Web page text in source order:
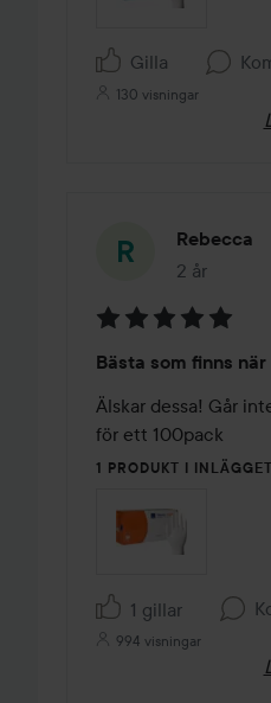
Gilla
130 visningar
Rebecca
2 år
Inlägget
5
av
5
Bästa som finns
Älskar dessa! Går
för ett 100pack
1 PRODUKT I
1 gillar
994 visningar